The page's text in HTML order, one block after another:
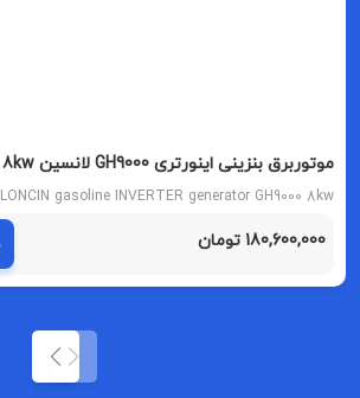
موتوربرق بنزینی اینورتری GH9000 لانسین 8kw
LONCIN gasoline INVERTER generator GH9000 8kw
180,600,000 تومان